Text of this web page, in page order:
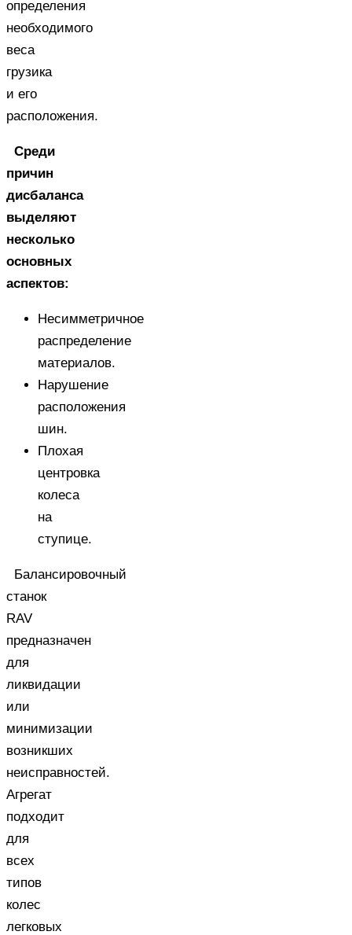
определения
необходимого
веса
грузика
и его
расположения.
Среди
причин
дисбаланса
выделяют
несколько
основных
аспектов:
Несимметричное
распределение
материалов.
Нарушение
расположения
шин.
Плохая
центровка
колеса
на
ступице.
Балансировочный
станок
RAV
предназначен
для
ликвидации
или
минимизации
возникших
неисправностей.
Агрегат
подходит
для
всех
типов
колес
легковых